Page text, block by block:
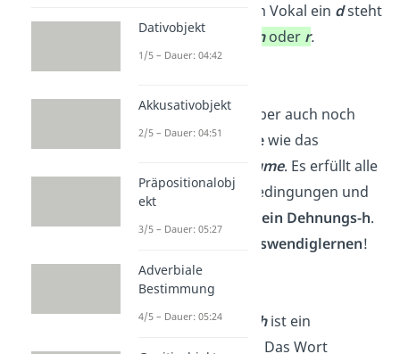
weil hinter dem Vokal ein dsteht
undkein l, m, noderr.
Dann gibt es aber auch noch
Ausnahmefällewie das
Blume. Es erfüllt alle
geforderten Bedingungen und
kein Dehnungs-h.
Auswendiglernen!
Schuh
Auch der
Schuhist ein
: Das Wort
Dativobjekt
1/5 – Dauer: 04:42
Akkusativobjekt
2/5 – Dauer: 04:51
Präpositionalobj
ekt
3/5 – Dauer: 05:27
Adverbiale
Bestimmung
4/5 – Dauer: 05:24